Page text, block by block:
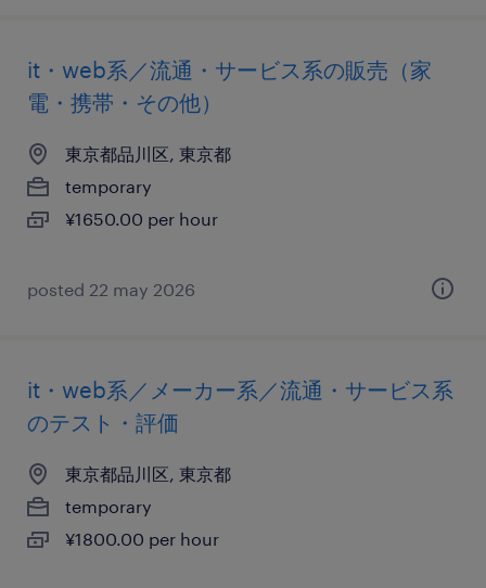
it・web系／流通・サービス系の販売（家
電・携帯・その他）
東京都品川区, 東京都
temporary
¥1650.00 per hour
posted 22 may 2026
it・web系／メーカー系／流通・サービス系
のテスト・評価
東京都品川区, 東京都
temporary
¥1800.00 per hour